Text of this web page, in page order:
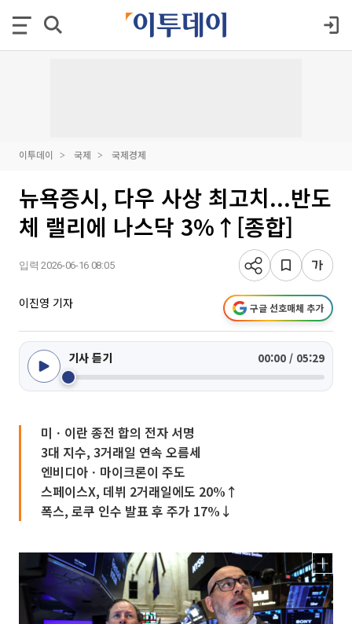
이투데이 국제 국제경제
뉴욕증시, 다우 사상 최고치...반도
체 랠리에 나스닥 3%↑[종합]
입력 2026-06-16 08:05
이진영 기자 구글 선호매체 추가
기사 듣기 00:00 / 05:29
미ㆍ이란 종전 합의 전자 서명
3대 지수, 3거래일 연속 오름세
엔비디아ㆍ마이크론이 주도
스페이스X, 데뷔 2거래일에도 20%↑
폭스, 로쿠 인수 발표 후 주가 17%↓